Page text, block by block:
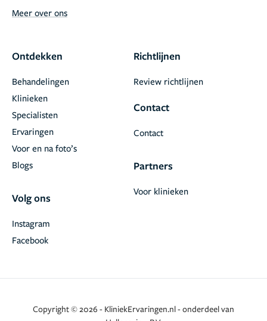
Meer over ons
Ontdekken
Behandelingen
Klinieken
Specialisten
Ervaringen
Voor en na foto’s
Blogs
Volg ons
Facebook
Instagram
Richtlijnen
Review richtlijnen
Contact
Contact
Partners
Voor klinieken
Copyright © 2026 - KliniekErvaringen.nl - onderdeel van